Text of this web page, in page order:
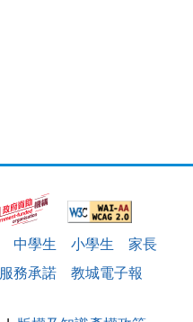
中學生 小學生
家長
服務承諾 教城電子報